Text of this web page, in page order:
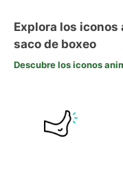
Explora los
saco de boxeo
Descubre los iconos